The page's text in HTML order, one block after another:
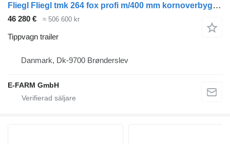
Fliegl Fliegl tmk 264 fox profi m/400 mm kornoverbygning
46 280 € ≈ 506 600 kr
Tippvagn trailer
Danmark, Dk-9700 Brønderslev
E-FARM GmbH